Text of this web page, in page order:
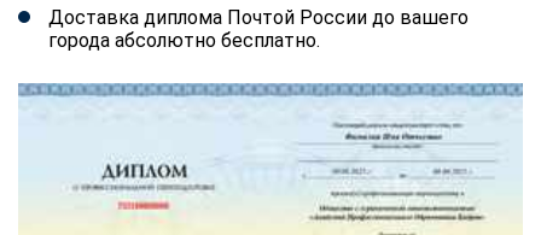
Доставка диплома Почтой России до вашего
города абсолютно бесплатно.